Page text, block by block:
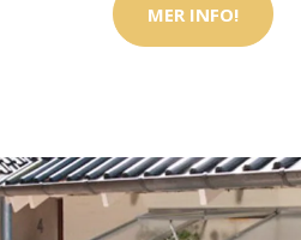
MER INFO!